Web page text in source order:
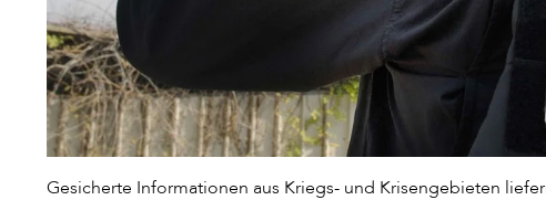
Gesicherte Informationen aus Kriegs- und Krisengebieten